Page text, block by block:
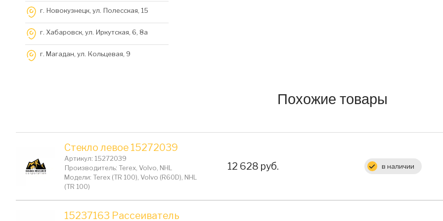
г. Новокузнецк, ул. Полесская, 15
г. Хабаровск, ул. Иркутская, 6, 8a
г. Магадан, ул. Кольцевая, 9
Похожие товары
Стекло левое 15272039
Артикул: 15272039
Производитель: Terex, Volvo, NHL
Модели: Terex (TR 100), Volvo (R60D), NHL
(TR 100)
Цена:
12 628 руб. в наличии
15237163 Рассеиватель